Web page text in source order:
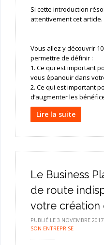
Si cette introduction
attentivement cet article.
Vous allez y découvrir
permettre de définir :
1. Ce qui est important
vous épanouir dans
2. Ce qui est important
d’augmenter les
Lire la suite
Le Business
de route
votre création
PUBLIÉ LE 3 NOVEMBRE 2017
SON ENTREPRISE